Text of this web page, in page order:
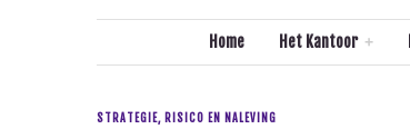
Home Het Kantoor
STRATEGIE, RISICO EN NALEVING